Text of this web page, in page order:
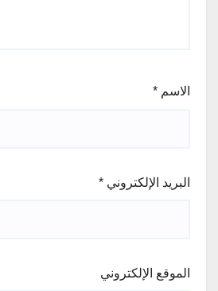
الاسم *
البريد الإلكتروني *
الموقع الإلكتروني